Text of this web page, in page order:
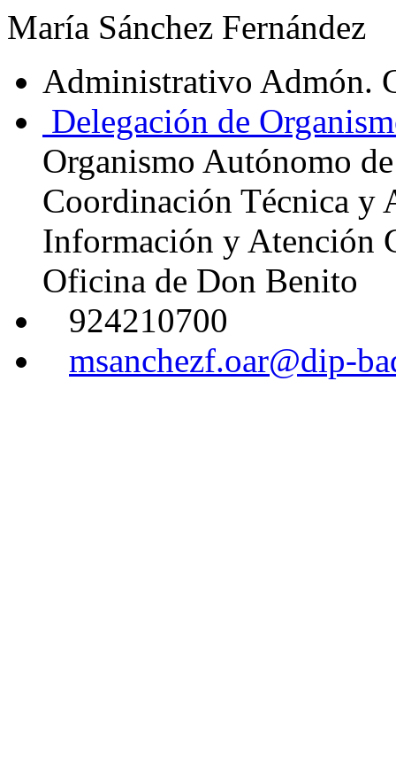
María Sánchez Fernández
Administrativo Admón.
Delegación de
Organismo Autónomo
Coordinación Técnica y
Información y Atención
Oficina de Don Benito
924210700
msanchezf.oar@dip-